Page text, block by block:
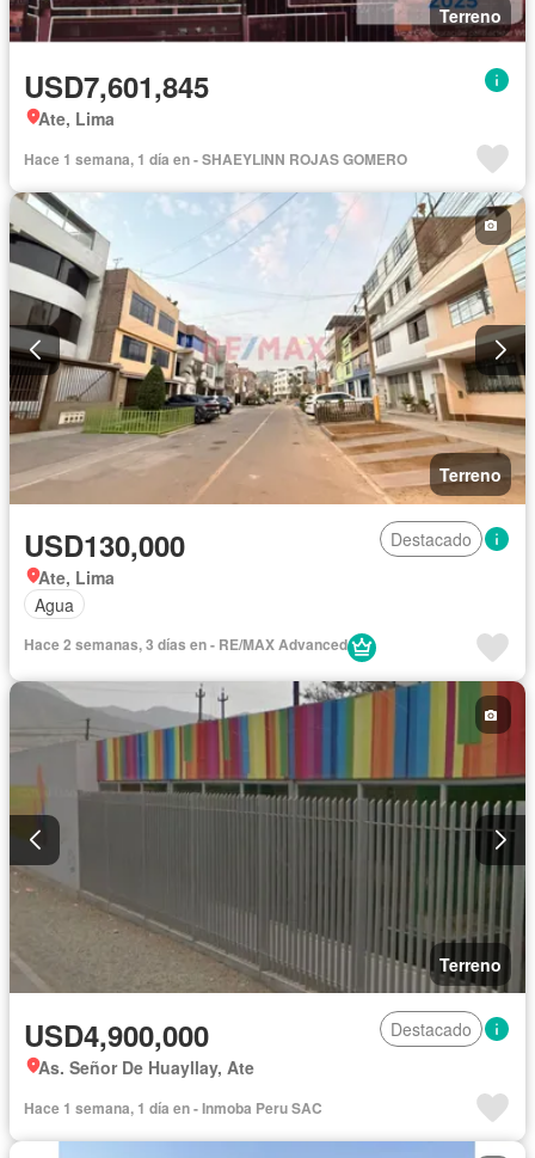
Terreno
USD7,601,845
Ate, Lima
Hace 1 semana, 1 día en - SHAEYLINN ROJAS GOMERO
Terreno
USD130,000
Destacado
Ate, Lima
Agua
Hace 2 semanas, 3 días en - RE/MAX Advanced
Terreno
USD4,900,000
Destacado
As. Señor De Huayllay, Ate
Hace 1 semana, 1 día en - Inmoba Peru SAC